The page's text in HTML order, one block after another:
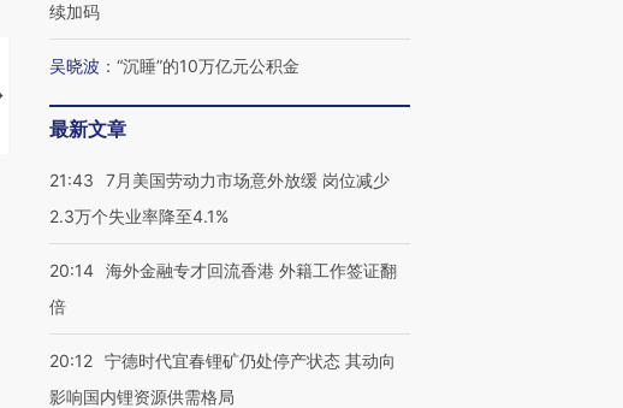
【推广】走进第四届链博
会，让数智科技“链”接产
续加码
吴晓波 ： “沉睡”的10万亿元公积金
最新文章
21:43
7月美国劳动力市场意外放缓 岗位减少
2.3万个失业率降至4.1%
20:14 海外金融专才回流香港 外籍工作签证翻
倍
20:12 宁德时代宜春锂矿仍处停产状态 其动向
影响国内锂资源供需格局